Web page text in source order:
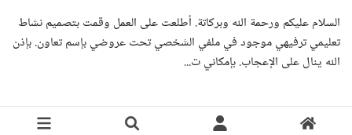
السلام عليكم ورحمة الله وبركاتة. أطلعت على العمل وقمت بتصميم نشاط
تعليمي ترفيهي موجود في ملفي الشخصي تحت عروضي بإسم تعاون. بإذن
الله ينال على الإعجاب. بإمكاني ت...